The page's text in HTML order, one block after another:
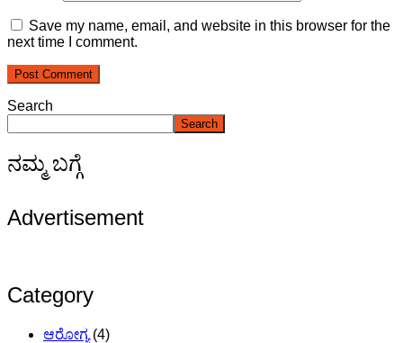
Save my name, email, and website in this browser for the
next time I comment.
Search
Search
ನಮ್ಮ ಬಗ್ಗೆ
Advertisement
Category
ಆರೋಗ್ಯ(4)